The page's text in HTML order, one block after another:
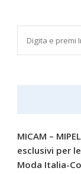
MICAM –
esclusivi per
Moda Italia-